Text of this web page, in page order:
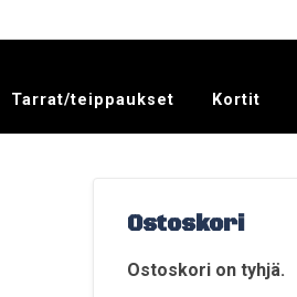
Tarrat/teippaukset Kortit
Ostoskori
Ostoskori on tyhjä.